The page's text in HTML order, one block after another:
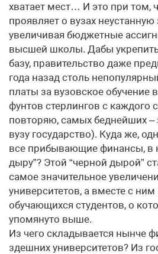
хватает мест… И это при том,
проявляет о вузах неустанную
увеличивая бюджетные
высшей школы. Дабы
базу, правительство даже
года назад столь
платы за вузовское обучение
фунтов стерлингов с каждого
повторяю, самых беднейших –
вузу государство). Куда же,
все прибывающие финансы, в
дыру”? Этой “черной дырой”
самое значительное
университетов, а вместе с ним
обучающихся студентов, о
упомянуто выше.
Из чего складывается нынче
здешних университетов? Из